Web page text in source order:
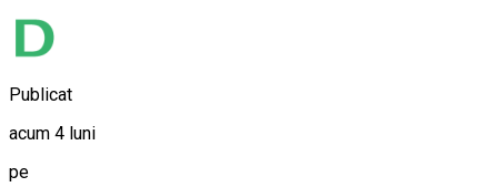
Publicat
acum 4 luni
pe